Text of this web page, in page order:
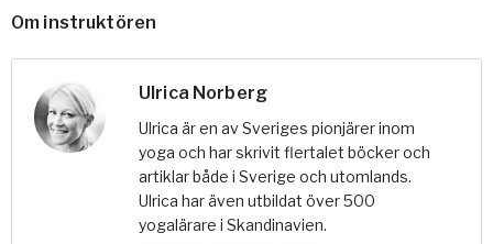
Om instruktören
Ulrica Norberg
Ulrica är en av Sveriges pionjärer inom
yoga och har skrivit flertalet böcker och
artiklar både i Sverige och utomlands.
Ulrica har även utbildat över 500
yogalärare i Skandinavien.